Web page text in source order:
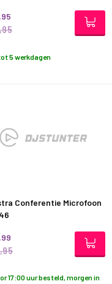
5 werkdagen
Conferentie Microfoon
17:00 uur besteld, morgen in